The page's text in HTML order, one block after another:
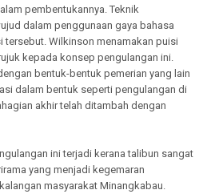
pembentukannya. Teknik
dalam penggunaan gaya bahasa
tersebut. Wilkinson menamakan puisi
kepada konsep pengulangan ini.
bentuk-bentuk pemerian yang lain
dalam bentuk seperti pengulangan di
akhir telah ditambah dengan
ini terjadi kerana talibun sangat
yang menjadi kegemaran
masyarakat Minangkabau.